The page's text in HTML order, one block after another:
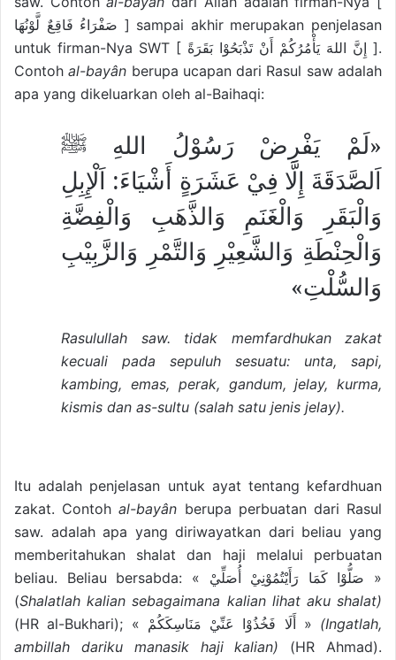
صَفْرَاءُ فَاقِعٌ لَّوْنُهَا ] sampai akhir merupakan penjelasan
untuk firman-Nya SWT [ إِنَّ اللهَ يَأْمُرُكُمْ أَنْ تَذْبَحُوْا بَقَرَةً ].
Contohal-bayân berupa ucapan dari Rasul saw adalah
apa yang dikeluarkan oleh al-Baihaqi:
«لَمْ يَفْرِضْ رَسُوْلُ اللهِ ﷺ
اَلصَّدَقَةَ إِلَّا فِيْ عَشَرَةٍ أَشْيَاءَ: اَلْإِبِلِ
وَالْبَقَرِ وَالْغَنَمِ وَالذَّهَبِ وَالْفِضَّةِ
وَالْحِنْطَةِ وَالشَّعِيْرِ وَالتَّمْرِ وَالزَّبِيْبِ
وَالسُّلْتِ»
Rasulullah saw. tidak memfardhukan zakat
kecuali pada sepuluh sesuatu: unta, sapi,
kambing, emas, perak, gandum, jelay, kurma,
kismis dan as-sultu (salah satu jenis jelay).
Itu adalah penjelasan untuk ayat tentang kefardhuan
zakat. Contohal-bayân berupa perbuatan dari Rasul
saw. adalah apa yang diriwayatkan dari beliau yang
memberitahukan shalat dan haji melalui perbuatan
beliau. Beliau bersabda: « صَلُّوْا كَمَا رَأَيْتُمُوْنِيْ أُصَلِّيْ »
(Shalatlah kalian sebagaimana kalian lihat aku shalat)
(HR al-Bukhari); « أَلَا فَخُذُوْا عَنِّيْ مَنَاسِكَكُمْ » (Ingatlah,
ambillah dariku manasik haji kalian) (HR Ahmad).